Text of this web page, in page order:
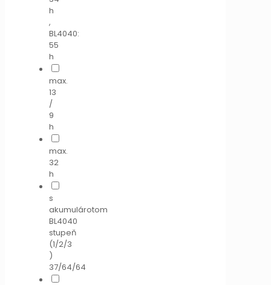
h
,
BL4040:
55
h
max.
13
/
9
h
max.
32
h
s
akumulárotom
BL4040
stupeň
(1/2/3
)
37/64/64